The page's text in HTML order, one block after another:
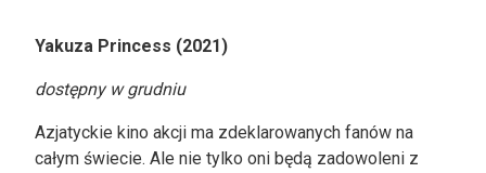
Yakuza Princess (2021)
dostępny w grudniu
Azjatyckie kino akcji ma zdeklarowanych fanów na
całym świecie. Ale nie tylko oni będą zadowoleni z